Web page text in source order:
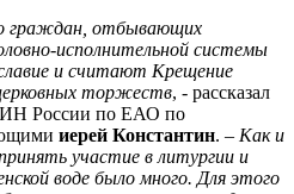
граждан, отбывающих
исполнительной системы
и считают Крещение
торжеств, - рассказал
России по ЕАО по
иерей Константин. – Как и
участие в литургии и
воде было много. Для этого